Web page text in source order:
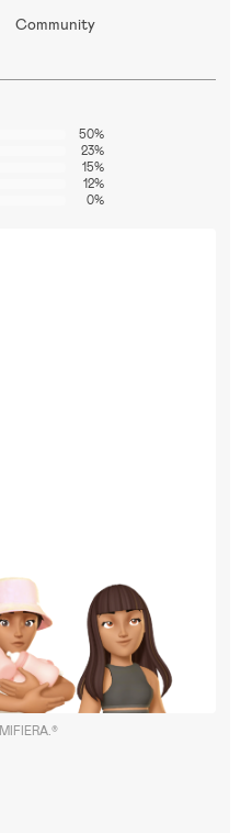
Community
50%
23%
15%
12%
0%